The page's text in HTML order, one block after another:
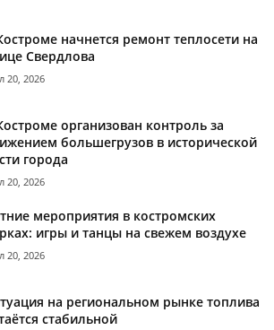
начнется ремонт теплосети на
Свердлова
20, 2026
организован контроль за
большегрузов в исторической
города
20, 2026
мероприятия в костромских
игры и танцы на свежем воздухе
20, 2026
на региональном рынке топлива
стабильной